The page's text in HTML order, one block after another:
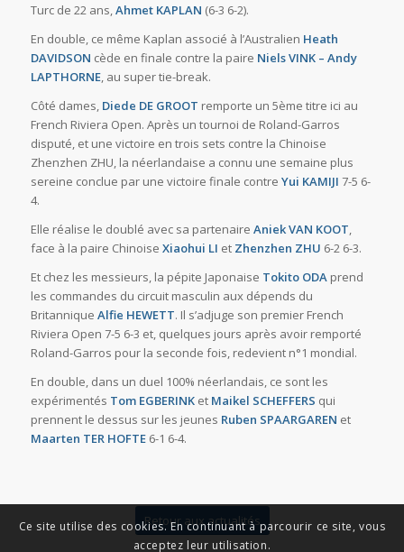
Turc de 22 ans, Ahmet KAPLAN (6-3 6-2).
En double, ce même Kaplan associé à l’Australien Heath
DAVIDSON cède en finale contre la paire Niels VINK – Andy
LAPTHORNE , au super tie-break.
Côté dames, Diede DE GROOT remporte un 5ème titre ici au
French Riviera Open. Après un tournoi de Roland-Garros
disputé, et une victoire en trois sets contre la Chinoise
Zhenzhen ZHU, la néerlandaise a connu une semaine plus
sereine conclue par une victoire finale contre Yui KAMIJI 7-5 6-
4.
Elle réalise le doublé avec sa partenaire Aniek VAN KOOT,
face à la paire Chinoise Xiaohui LI et Zhenzhen ZHU 6-2 6-3.
Et chez les messieurs, la pépite Japonaise Tokito ODA prend
les commandes du circuit masculin aux dépends du
Britannique Alfie HEWETT. Il s’adjuge son premier French
Riviera Open 7-5 6-3 et, quelques jours après avoir remporté
Roland-Garros pour la seconde fois, redevient n°1 mondial.
En double, dans un duel 100% néerlandais, ce sont les
expérimentés Tom EGBERINK et Maikel SCHEFFERS qui
prennent le dessus sur les jeunes Ruben SPAARGAREN et
Maarten TER HOFTE 6-1 6-4.
Retour aux actualités
Ce site utilise des cookies. En continuant à parcourir ce site, vous
acceptez leur utilisation.